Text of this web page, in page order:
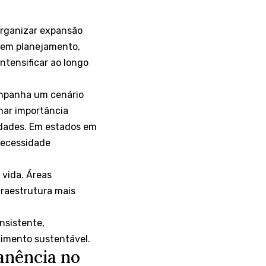
expansão
planejamento,
ao longo
um cenário
importância
Em estados em
Áreas
mais
sustentável.
no